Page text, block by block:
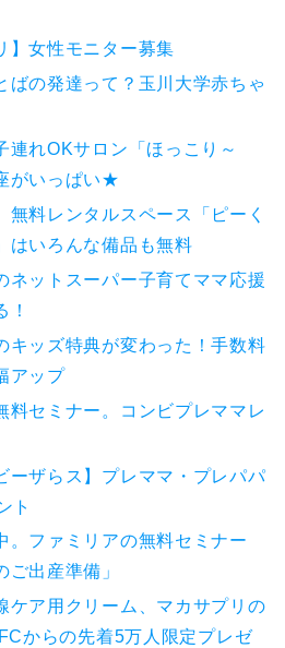
】女性モニター募集
ばの発達って？玉川大学赤ちゃ
連れOKサロン「ほっこり～
がいっぱい★
無料レンタルスペース「ピーく
はいろんな備品も無料
ネットスーパー子育てママ応援
！
キッズ特典が変わった！手数料
アップ
料セミナー。コンビプレママレ
ーザらス】プレママ・プレパパ
ト
。ファミリアの無料セミナー
ご出産準備」
ケア用クリーム、マカサプリの
からの先着5万人限定プレゼ